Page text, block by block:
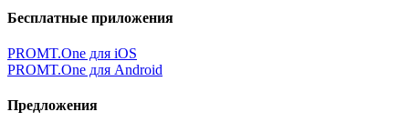
Бесплатные приложения
PROMT.One для iOS
PROMT.One для Android
Предложения